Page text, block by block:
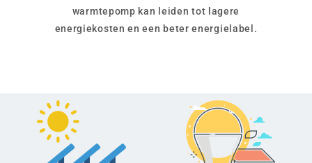
warmtepomp kan leiden tot lagere
energiekosten en een beter energielabel.